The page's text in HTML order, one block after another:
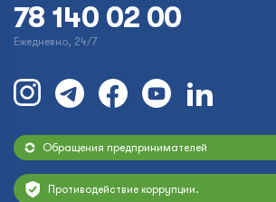
78 140 02 00
Ежедневно, 24/7
Обращения предпринимателей
Противодействие коррупции.